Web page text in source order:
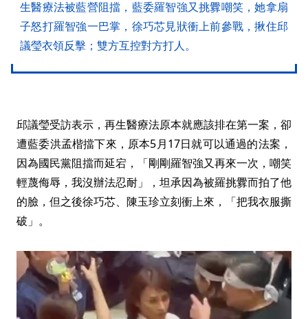
生醫療法被藍營阻擋，藍委羅智強又挑釁嘲笑，她拿扇
子怒打羅智強一巴掌，徐巧芯見狀衝上前參戰，揪住邱
議瑩衣領反擊；雙方互控對方打人。
邱議瑩受訪表示，再生醫療法原本就應該排在第一案，卻
遭藍委洪孟楷擋下來，原本5月17日就可以通過的法案，
因為國民黨阻擋而延宕，「剛剛羅智強又再來一次，嘲笑
輕蔑侮辱，我沒辦法忍耐」，坦承因為被羅挑釁而拍了他
的臉，但之後徐巧芯、陳玉珍立刻衝上來，「把我衣服撕
破」。